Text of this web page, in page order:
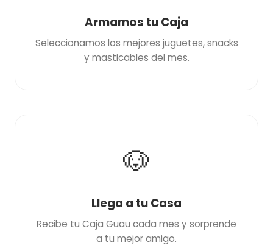
Armamos tu Caja
Seleccionamos los mejores juguetes, snacks
y masticables del mes.
🐶
Llega a tu Casa
Recibe tu Caja Guau cada mes y sorprende
a tu mejor amigo.